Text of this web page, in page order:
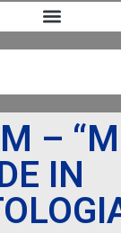
–
IN